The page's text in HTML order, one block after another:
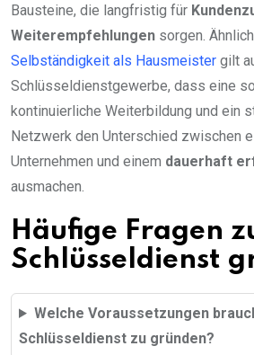
Bausteine, die langfristig für
Weiterempfehlungen sorgen.
Selbständigkeit als Hausmeister gilt
Schlüsseldienstgewerbe, dass eine
kontinuierliche Weiterbildung und ein
Netzwerk den Unterschied zwischen
Unternehmen und einem dauerhaft
ausmachen.
Häufige Fragen
Schlüsseldienst
Welche Voraussetzungen
Schlüsseldienst zu gründen?